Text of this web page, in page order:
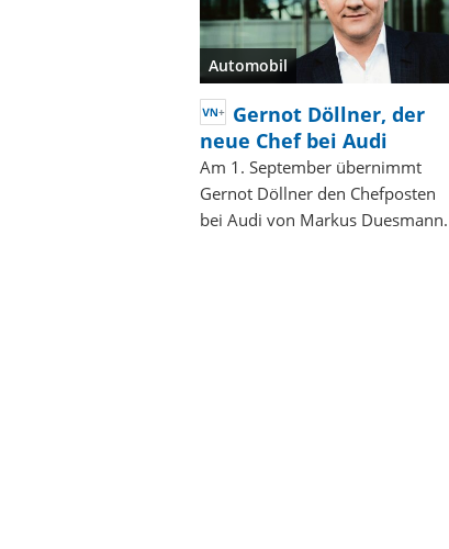
Automobil
Gernot Döllner, der
neue Chef bei Audi
Am 1. September übernimmt
Gernot Döllner den Chefposten
bei Audi von Markus Duesmann.